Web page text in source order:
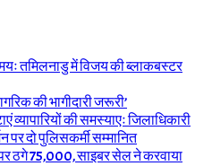
तमिलनाडु में विजय की ब्लाकबस्टर
की भागीदारी जरूरी’
व्यापारियों की समस्याएः जिलाधिकारी
पर दो पुलिसकर्मी सम्मानित
ठगे 75,000, साइबर सेल ने करवाया